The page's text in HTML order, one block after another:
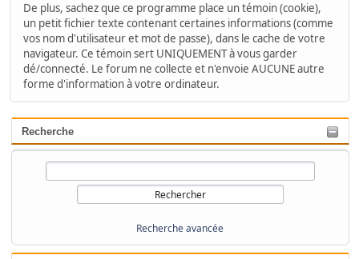
Recherche
Recherche avancée
De plus, sachez que ce programme place un témoin (cookie),
un petit fichier texte contenant certaines informations (comme
vos nom d'utilisateur et mot de passe), dans le cache de votre
navigateur. Ce témoin sert UNIQUEMENT à vous garder
dé/connecté. Le forum ne collecte et n'envoie AUCUNE autre
forme d'information à votre ordinateur.